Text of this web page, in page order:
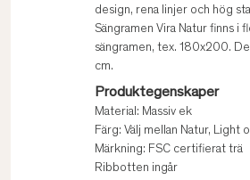
design, rena linjer och hög
Sängramen Vira Natur finns i
sängramen, tex. 180x200.
cm.
Produktegenskaper
Material: Massiv ek
Färg: Välj mellan Natur, Light
Märkning: FSC certifierat trä
Ribbotten ingår